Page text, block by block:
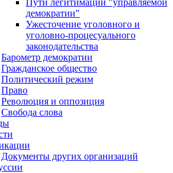
Пути легитимации "управляемой
демократии"
Ужесточение уголовного и
уголовно-процесуального
законодательства
Барометр демократии
Гражданское общество
Политический режим
Право
Революция и оппозиция
Свобода слова
Документы других организаций